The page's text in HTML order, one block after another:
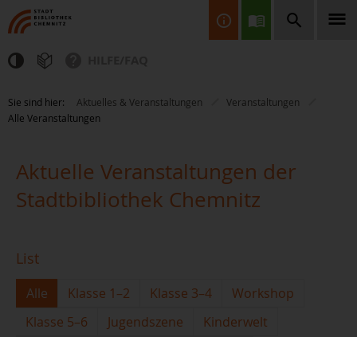
Finden Sie Informationen, Bücher, CDs & DVDs, Spiele, BluRays,
Zeitschriften und vieles mehr...
Sie sind hier: Aktuelles & Veranstaltungen
Veranstaltungen
Alle Veranstaltungen
Aktuelle Veranstaltungen der
Stadtbibliothek Chemnitz
List
Alle Klasse 1–2 Klasse 3–4
Workshop
Klasse 5–6
Jugendszene
Kinderwelt